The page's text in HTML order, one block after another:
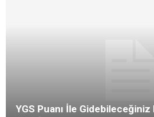
YGS Puanı İle